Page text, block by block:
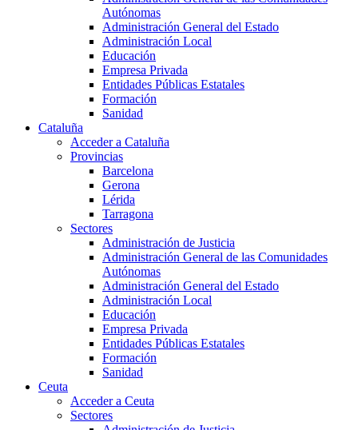
Autónomas
Administración General del Estado
Administración Local
Educación
Empresa Privada
Entidades Públicas Estatales
Formación
Sanidad
Cataluña
Acceder a Cataluña
Provincias
Barcelona
Gerona
Lérida
Tarragona
Sectores
Administración de Justicia
Administración General de las Comunidades
Autónomas
Administración General del Estado
Administración Local
Educación
Empresa Privada
Entidades Públicas Estatales
Formación
Sanidad
Ceuta
Acceder a Ceuta
Sectores